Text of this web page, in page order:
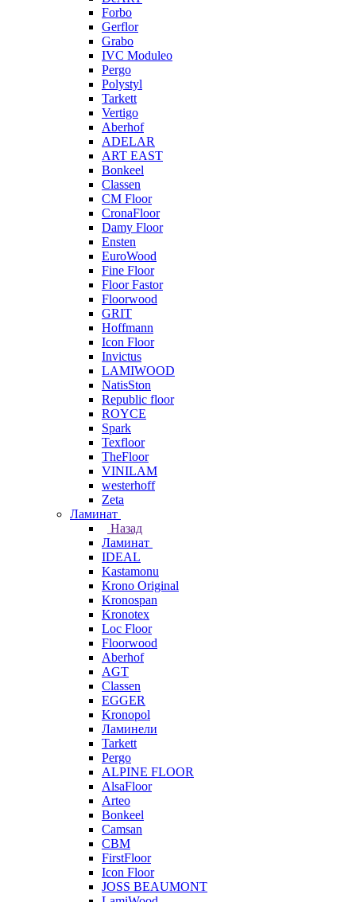
Forbo
Gerflor
Grabo
IVC Moduleo
Pergo
Polystyl
Tarkett
Vertigo
Aberhof
ADELAR
ART EAST
Bonkeel
Classen
CM Floor
CronaFloor
Damy Floor
Ensten
EuroWood
Fine Floor
Floor Fastor
Floorwood
GRIT
Hoffmann
Icon Floor
Invictus
LAMIWOOD
NatisSton
Republic floor
ROYCE
Spark
Texfloor
TheFloor
VINILAM
westerhoff
Zeta
Ламинат
Назад
Ламинат
IDEAL
Kastamonu
Krono Original
Kronospan
Kronotex
Loc Floor
Floorwood
Aberhof
AGT
Classen
EGGER
Kronopol
Ламинели
Tarkett
Pergo
ALPINE FLOOR
AlsaFloor
Arteo
Bonkeel
Camsan
CBM
FirstFloor
Icon Floor
JOSS BEAUMONT